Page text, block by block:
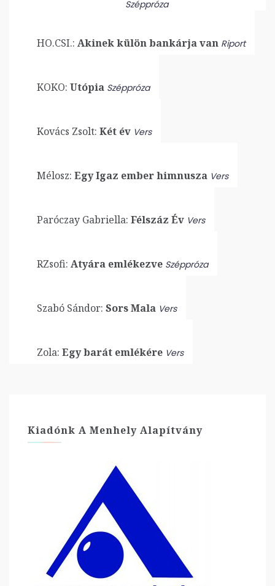
Széppróza
HO.CSI.: Akinek külön bankárja van Riport
KOKO: Utópia Széppróza
Kovács Zsolt: Két év Vers
Mélosz: Egy Igaz ember himnusza Vers
Paróczay Gabriella: Félszáz Év Vers
RZsofi: Atyára emlékezve Széppróza
Szabó Sándor: Sors Mala Vers
Zola: Egy barát emlékére Vers
Kiadónk A Menhely Alapítvány